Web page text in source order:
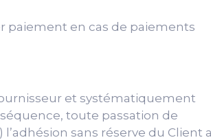
paiement en cas de paiements
et systématiquement
toute passation de
sans réserve du Client